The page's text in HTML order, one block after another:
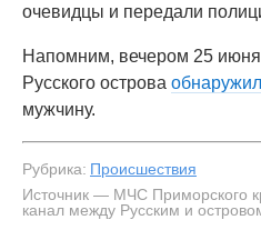
очевидцы и передали
Напомним, вечером 25 июня
Русского острова
мужчину.
Рубрика: Происшествия
Источник — МЧС Приморского
канал между Русским и